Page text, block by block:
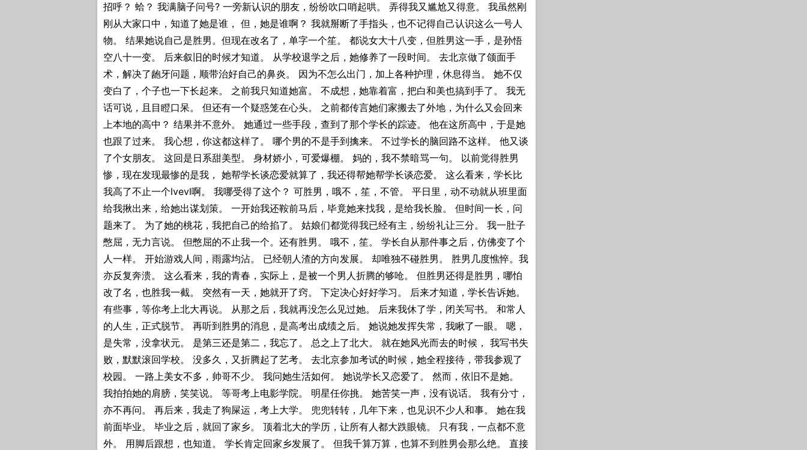
招呼？ 蛤？ 我满脑子问号? 一旁新认识的朋友，纷纷吹口哨起哄。 弄得我又尴尬又得意。 我虽然刚
刚从大家口中，知道了她是谁， 但，她是谁啊？ 我就掰断了手指头，也不记得自己认识这么一号人
物。 结果她说自己是胜男。但现在改名了，单字一个笙。 都说女大十八变，但胜男这一手，是孙悟
空八十一变。 后来叙旧的时候才知道。 从学校退学之后，她修养了一段时间。 去北京做了颌面手
术，解决了龅牙问题，顺带治好自己的鼻炎。 因为不怎么出门，加上各种护理，休息得当。 她不仅
变白了，个子也一下长起来。 之前我只知道她富。 不成想，她靠着富，把白和美也搞到手了。 我无
话可说，且目瞪口呆。 但还有一个疑惑笼在心头。 之前都传言她们家搬去了外地，为什么又会回来
上本地的高中？ 结果并不意外。 她通过一些手段，查到了那个学长的踪迹。 他在这所高中，于是她
也跟了过来。 我心想，你这都这样了。 哪个男的不是手到擒来。 不过学长的脑回路不这样。 他又谈
了个女朋友。 这回是日系甜美型。 身材娇小，可爱爆棚。 妈的，我不禁暗骂一句。 以前觉得胜男
惨，现在发现最惨的是我， 她帮学长谈恋爱就算了，我还得帮她帮学长谈恋爱。 这么看来，学长比
我高了不止一个lvevl啊。 我哪受得了这个？ 可胜男，哦不，笙，不管。 平日里，动不动就从班里面
给我揪出来，给她出谋划策。 一开始我还鞍前马后，毕竟她来找我，是给我长脸。 但时间一长，问
题来了。 为了她的桃花，我把自己的给掐了。 姑娘们都觉得我已经有主，纷纷礼让三分。 我一肚子
憋屈，无力言说。 但憋屈的不止我一个。还有胜男。 哦不，笙。 学长自从那件事之后，仿佛变了个
人一样。 开始游戏人间，雨露均沾。 已经朝人渣的方向发展。 却唯独不碰胜男。 胜男几度憔悴。我
亦反复奔溃。 这么看来，我的青春，实际上，是被一个男人折腾的够呛。 但胜男还得是胜男，哪怕
改了名，也胜我一截。 突然有一天，她就开了窍。 下定决心好好学习。 后来才知道，学长告诉她。
有些事，等你考上北大再说。 从那之后，我就再没怎么见过她。 后来我休了学，闭关写书。 和常人
的人生，正式脱节。 再听到胜男的消息，是高考出成绩之后。 她说她发挥失常，我瞅了一眼。 嗯，
是失常，没拿状元。 是第三还是第二，我忘了。 总之上了北大。 就在她风光而去的时候， 我写书失
败，默默滚回学校。 没多久，又折腾起了艺考。 去北京参加考试的时候，她全程接待，带我参观了
校园。 一路上美女不多，帅哥不少。 我问她生活如何。 她说学长又恋爱了。 然而，依旧不是她。
我拍拍她的肩膀，笑笑说。 等哥考上电影学院。 明星任你挑。 她苦笑一声，没有说话。 我有分寸，
亦不再问。 再后来，我走了狗屎运，考上大学。 兜兜转转，几年下来，也见识不少人和事。 她在我
前面毕业。 毕业之后，就回了家乡。 顶着北大的学历，让所有人都大跌眼镜。 只有我，一点都不意
外。 用脚后跟想，也知道。 学长肯定回家乡发展了。 但我千算万算，也算不到胜男会那么绝。 直接